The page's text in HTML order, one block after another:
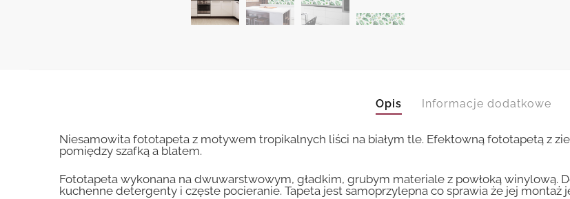
Opis Informacje dodatkowe
Niesamowita fototapeta z motywem tropikalnych liści na białym tle. Efektowną fototapetą z
pomiędzy szafką a blatem.
Fototapeta wykonana na dwuwarstwowym, gładkim, grubym materiale z powłoką winylową.
kuchenne detergenty i częste pocieranie. Tapeta jest samoprzylepna co sprawia że jej montaż